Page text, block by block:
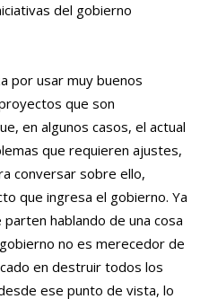
del gobierno
por usar muy buenos
que son
en algunos casos, el actual
que requieren ajustes,
conversar sobre ello,
que ingresa el gobierno. Ya
hablando de una cosa
no es merecedor de
en destruir todos los
ese punto de vista, lo